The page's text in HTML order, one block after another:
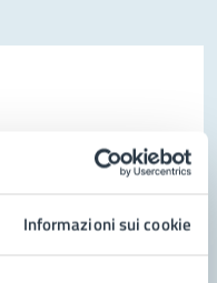
Informazioni sui cookie